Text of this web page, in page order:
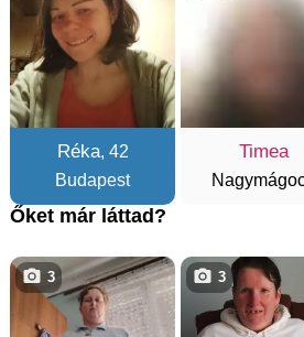
Réka, 42
Budapest
Timea
Őket már láttad?
3 3